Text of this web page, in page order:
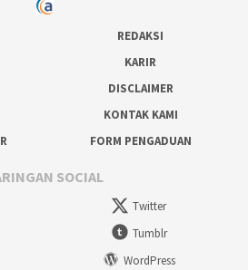
REDAKSI
KARIR
DISCLAIMER
KONTAK KAMI
FORM PENGADUAN
SOCIAL
Twitter
Tumblr
WordPress